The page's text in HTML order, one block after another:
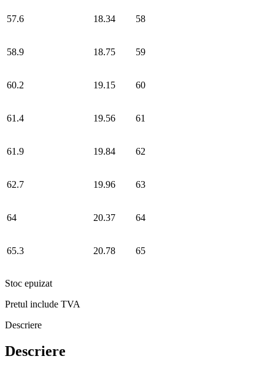
57.6 18.34 58
58.9 18.75 59
60.2 19.15 60
61.4 19.56 61
61.9 19.84 62
62.7 19.96 63
64 20.37 64
65.3 20.78 65
Stoc epuizat
Pretul include TVA
Descriere
Descriere